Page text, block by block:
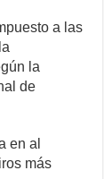
Li
n
k
a las
la
de
en al
más